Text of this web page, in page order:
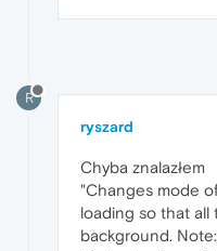
R
ryszard
Chyba znalazłem
"Changes mode
loading so that all
background.